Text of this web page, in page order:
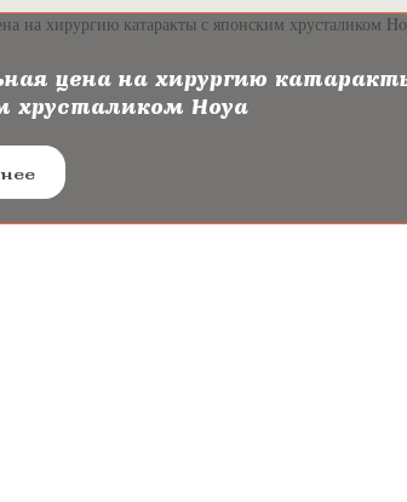
цена на хирургию
хрусталиком Hoya